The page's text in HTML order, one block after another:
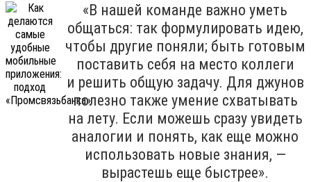
«В нашей команде важно уметь
общаться: так формулировать идею,
чтобы другие поняли; быть готовым
поставить себя на место коллеги
и решить общую задачу. Для джунов
полезно также умение схватывать
на лету. Если можешь сразу увидеть
аналогии и понять, как еще можно
использовать новые знания, —
вырастешь еще быстрее».